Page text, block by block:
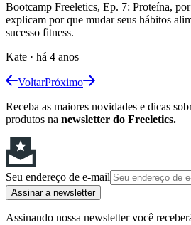
Bootcamp Freeletics, Ep. 7: Proteína,
explicam por que mudar seus hábitos
sucesso fitness.
Kate · há 4 anos
VoltarPróximo
Receba as maiores novidades e dicas
produtos na newsletter do Freeletics.
Seu endereço de e-mail
Assinar a newsletter
Assinando nossa newsletter você